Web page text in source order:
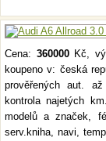
Cena: 360000Kč,
koupeno v: česká
prověřených aut.
kontrola najetých
modelů a značek,
serv.kniha, navi,